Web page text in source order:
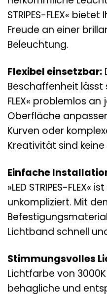
STRIPES-FLEX«
Freude an einer
Beleuchtung.
Flexibel einsetzbar:
Beschaffenheit lässt
FLEX« problemlos
Oberfläche
Kurven oder
Kreativität sind
Einfache
»LED STRIPES-
unkompliziert. Mit
Lichtband schnell
Stimmungsvolles
Lichtfarbe von
behagliche und